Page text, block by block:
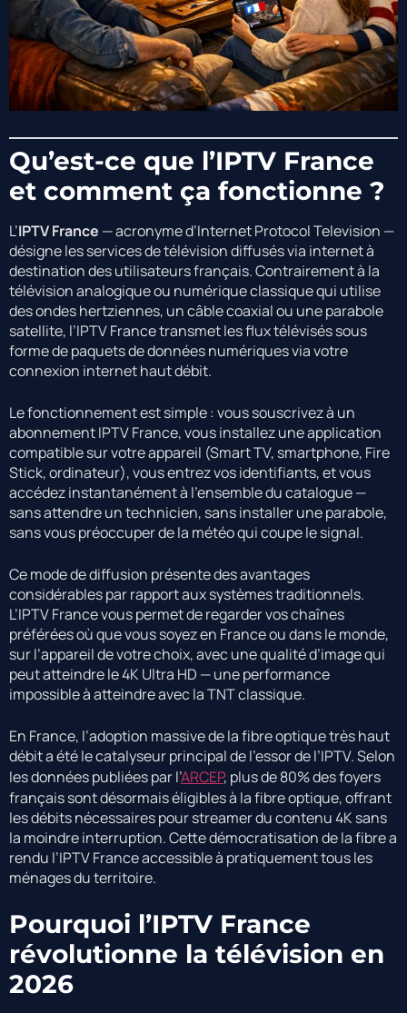
Qu’est-ce que l’IPTV France
et comment ça fonctionne ?
L’IPTV France — acronyme d’Internet Protocol Television —
désigne les services de télévision diffusés via internet à
destination des utilisateurs français. Contrairement à la
télévision analogique ou numérique classique qui utilise
des ondes hertziennes, un câble coaxial ou une parabole
satellite, l’IPTV France transmet les flux télévisés sous
forme de paquets de données numériques via votre
connexion internet haut débit.
Le fonctionnement est simple : vous souscrivez à un
abonnement IPTV France, vous installez une application
compatible sur votre appareil (Smart TV, smartphone, Fire
Stick, ordinateur), vous entrez vos identifiants, et vous
accédez instantanément à l’ensemble du catalogue —
sans attendre un technicien, sans installer une parabole,
sans vous préoccuper de la météo qui coupe le signal.
Ce mode de diffusion présente des avantages
considérables par rapport aux systèmes traditionnels.
L’IPTV France vous permet de regarder vos chaînes
préférées où que vous soyez en France ou dans le monde,
sur l’appareil de votre choix, avec une qualité d’image qui
peut atteindre le 4K Ultra HD — une performance
impossible à atteindre avec la TNT classique.
En France, l’adoption massive de la fibre optique très haut
débit a été le catalyseur principal de l’essor de l’IPTV. Selon
les données publiées par l’ARCEP, plus de 80% des foyers
français sont désormais éligibles à la fibre optique, offrant
les débits nécessaires pour streamer du contenu 4K sans
la moindre interruption. Cette démocratisation de la fibre a
rendu l’IPTV France accessible à pratiquement tous les
ménages du territoire.
Pourquoi l’IPTV France
révolutionne la télévision en
2026